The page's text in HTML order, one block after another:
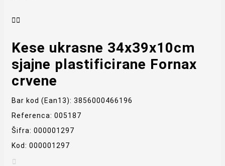

Kese ukrasne 34x39x10cm
sjajne plastificirane Fornax
crvene
Bar kod (Ean13): 3856000466196
Referenca: 005187
Šifra: 000001297
Kod: 000001297
